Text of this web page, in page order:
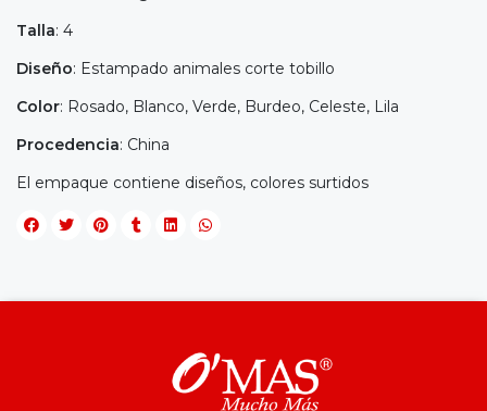
Talla: 4
Diseño: Estampado animales corte tobillo
Color: Rosado, Blanco, Verde, Burdeo, Celeste, Lila
Procedencia: China
El empaque contiene diseños, colores surtidos